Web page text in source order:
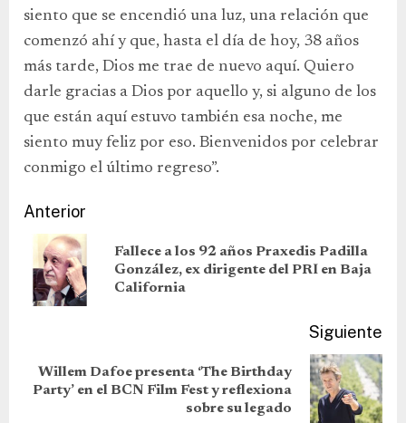
siento que se encendió una luz, una relación que
comenzó ahí y que, hasta el día de hoy, 38 años
más tarde, Dios me trae de nuevo aquí. Quiero
darle gracias a Dios por aquello y, si alguno de los
que están aquí estuvo también esa noche, me
siento muy feliz por eso. Bienvenidos por celebrar
conmigo el último regreso”.
Anterior
Fallece a los 92 años Praxedis Padilla
González, ex dirigente del PRI en Baja
California
Siguiente
Willem Dafoe presenta ‘The Birthday
Party’ en el BCN Film Fest y reflexiona
sobre su legado